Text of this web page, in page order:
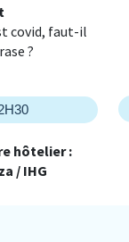
covid, faut-il
?
hôtelier :
/ IHG